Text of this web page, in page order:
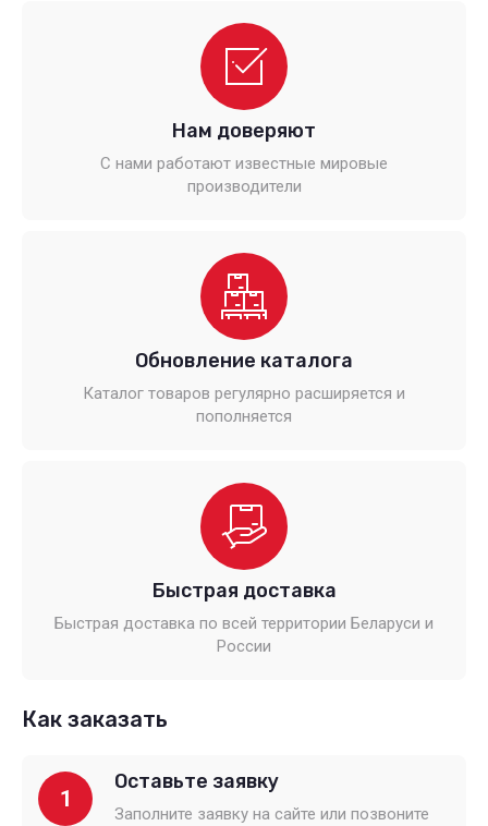
Нам доверяют
С нами работают известные мировые
производители
Обновление каталога
Каталог товаров регулярно расширяется и
пополняется
Быстрая доставка
Быстрая доставка по всей территории Беларуси и
России
Как заказать
1
Оставьте заявку
Заполните заявку на сайте или позвоните